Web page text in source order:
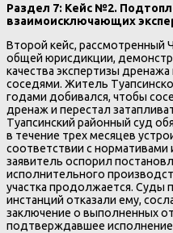
Раздел 7: Кейс №2.
взаимоисключающих
Второй кейс, рассмотренный
общей юрисдикции,
качества экспертизы
соседями. Житель
годами добивался, чтобы
дренаж и перестал
Туапсинский районный суд
в течение трех месяцев
соответствии с нормативами
заявитель оспорил
исполнительного
участка продолжается. Суды
инстанций отказали ему,
заключение о выполненных
подтверждавшее исполнение